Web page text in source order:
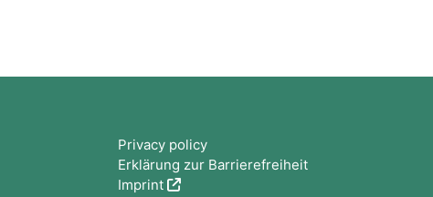
Privacy policy
Erklärung zur Barrierefreiheit
Imprint